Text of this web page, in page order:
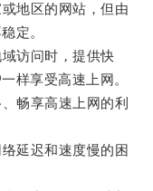
地区的网站，但由
定。
访问时，提供快
样享受高速上网。
畅享高速上网的利
延迟和速度慢的困